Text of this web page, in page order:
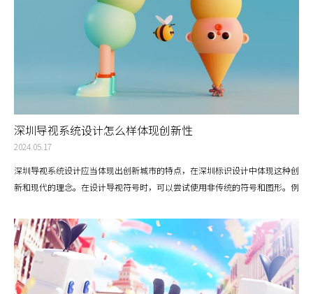
深圳导视系统设计怎么样体现创新性
2024.05.17
深圳导视系统设计应当体现出创新城市的特点，在深圳标识设计中体现这种创
新和现代的理念。在设计导视符号时，可以尝试使用非传统的符号和图形。例
示移动的方向。这样的设计既能吸引用户的注意，又能传达出创新的理念。深
圳标识牌设计应该利用现代科技，如 AR（增强现实）和 VR（虚拟现实）技
术，来增强导视系统的互动性和用户体验。例如，用户可以通过手机扫描 QR
码或使用专门的 App 来获取导视信息，或者通过 AR 技术来看到虚拟的导视
标志和路线。